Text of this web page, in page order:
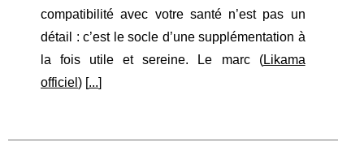
compatibilité avec votre santé n’est pas un
détail : c’est le socle d’une supplémentation à
la fois utile et sereine. Le marc (Likama
officiel ) [...]